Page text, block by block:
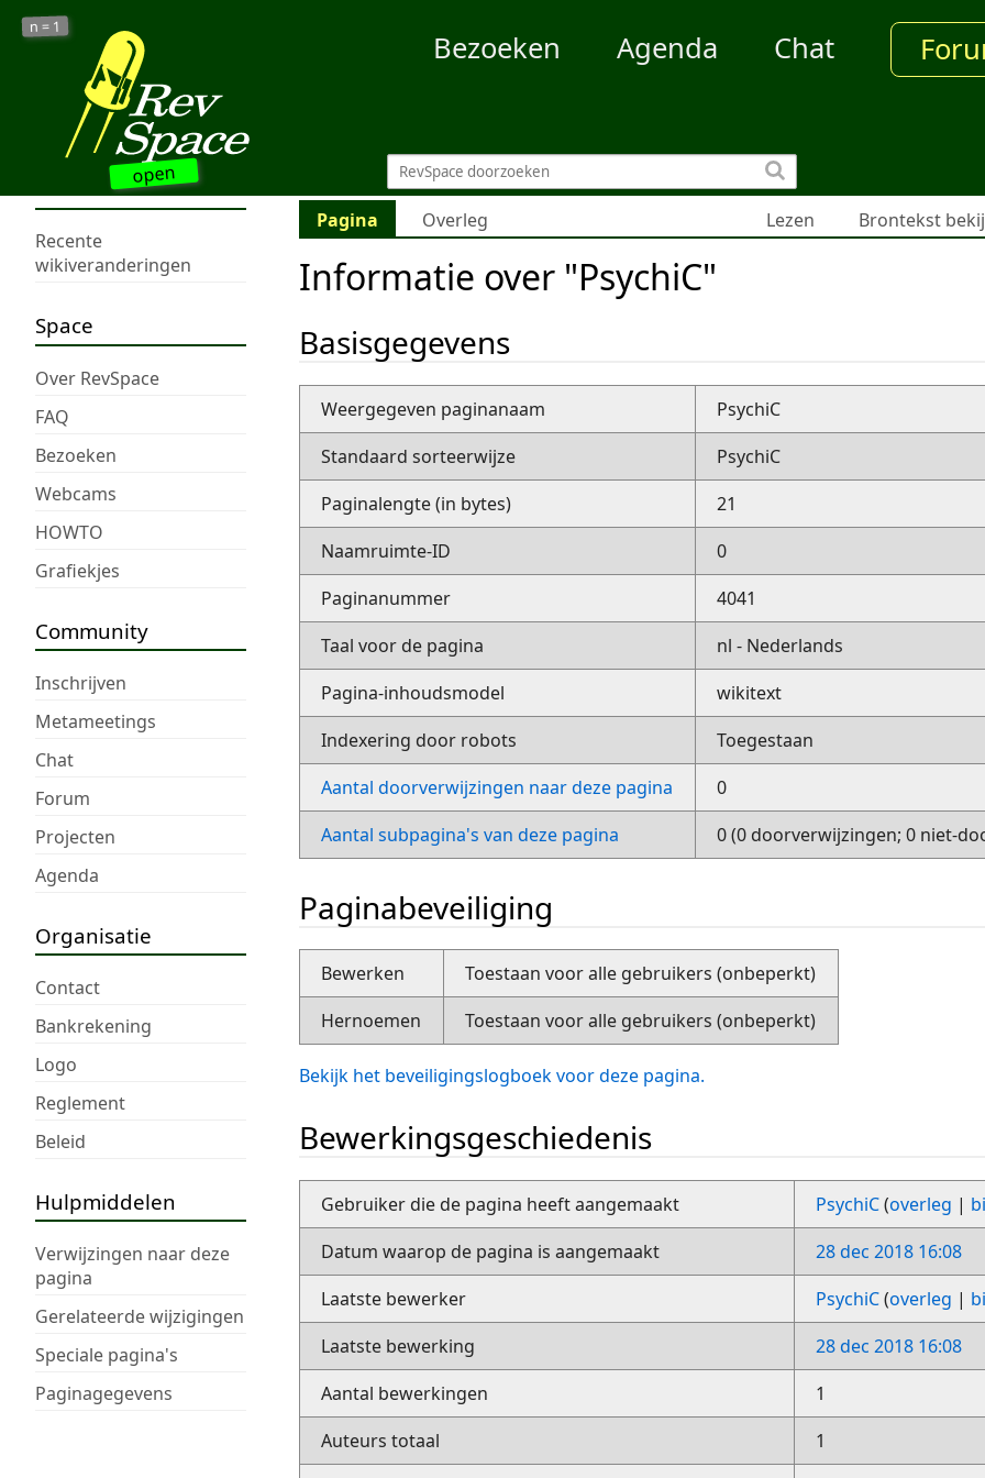
open
n = 1
Bezoeken Agenda Chat
Recente
wikiveranderingen
Space
Over RevSpace
FAQ
Bezoeken
Webcams
HOWTO
Grafiekjes
Community
Inschrijven
Metameetings
Chat
Forum
Projecten
Agenda
Organisatie
Contact
Bankrekening
Logo
Reglement
Beleid
Hulpmiddelen
Verwijzingen naar deze
pagina
Gerelateerde wijzigingen
Speciale pagina's
Paginagegevens
Pagina Overleg Lezen Brontekst
Informatie over "PsychiC"
Basisgegevens
Weergegeven paginanaam
PsychiC
Standaard sorteerwijze
PsychiC
Paginalengte (in bytes)
21
Naamruimte-ID
0
Paginanummer
4041
Taal voor de pagina
nl - Nederlands
Pagina-inhoudsmodel
wikitext
Indexering door robots
Toegestaan
Aantal doorverwijzingen naar deze pagina
0
Aantal subpagina's van deze pagina
0 (0 doorverwijzingen; 0 niet-
Paginabeveiliging
Bewerken
Toestaan voor alle gebruikers (onbeperkt)
Hernoemen
Toestaan voor alle gebruikers (onbeperkt)
Bekijk het beveiligingslogboek voor deze pagina.
Bewerkingsgeschiedenis
Gebruiker die de pagina heeft aangemaakt PsychiC(overleg |
Datum waarop de pagina is aangemaakt
28 dec 2018 16:08
Laatste bewerker
PsychiC(overleg |
Laatste bewerking
28 dec 2018 16:08
Aantal bewerkingen
1
Auteurs totaal
1